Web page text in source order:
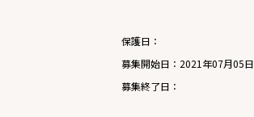
保護日：
募集開始日： 2021年07月05日
募集終了日：